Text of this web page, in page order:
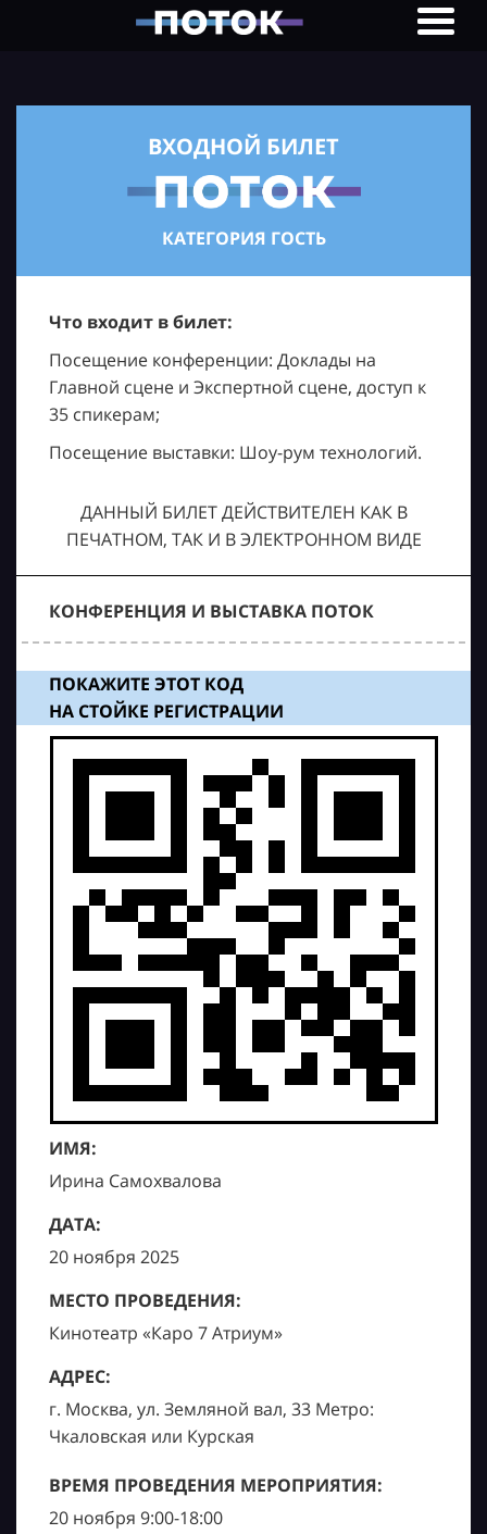
ВХОДНОЙ БИЛЕТ
КАТЕГОРИЯ ГОСТЬ
Что входит в билет:
Посещение конференции: Доклады на
Главной сцене и Экспертной сцене, доступ к
35 спикерам;
Посещение выставки: Шоу-рум технологий.
ДАННЫЙ БИЛЕТ ДЕЙСТВИТЕЛЕН КАК В
ПЕЧАТНОМ, ТАК И В ЭЛЕКТРОННОМ ВИДЕ
КОНФЕРЕНЦИЯ И ВЫСТАВКА ПОТОК
ПОКАЖИТЕ ЭТОТ КОД
НА СТОЙКЕ РЕГИСТРАЦИИ
ИМЯ:
Ирина Самохвалова
ДАТА:
20 ноября 2025
МЕСТО ПРОВЕДЕНИЯ:
Кинотеатр «Каро 7 Атриум»
АДРЕС:
г. Москва, ул. Земляной вал, 33 Метро:
Чкаловская или Курская
ВРЕМЯ ПРОВЕДЕНИЯ МЕРОПРИЯТИЯ:
20 ноября 9:00-18:00